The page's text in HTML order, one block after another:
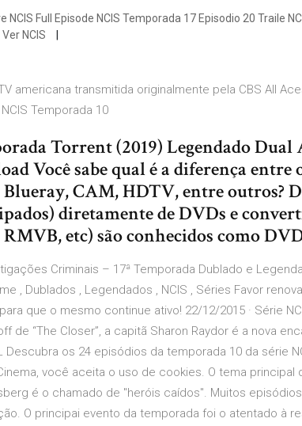
NCIS Full Episode NCIS Temporada 17 Episodio 20 Traile
NCIS
americana transmitida originalmente pela CBS All
Temporada 10
Torrent (2019) Legendado
Você sabe qual é a diferença
CAM, HDTV, entre outros?
diretamente de DVDs e
etc) são conhecidos como
Criminais – 17ª Temporada Dublado e
, Dublados , Legendados , NCIS , Séries Favor
que o mesmo continue ativo! 22/12/2015 · Série
de “The Closer”, a capitã Sharon Raydor é a nova
Descubra os 24 episódios da temporada 10 da série
você aceita o uso de cookies. O tema principal
é o chamado de "heróis caídos". Muitos
O principai evento da temporada foi o atentado à